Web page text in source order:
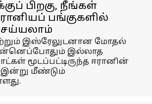
பிறகு, நீங்கள்
பங்குகளில்
இஸ்ரேலுடனான மோதல்
இல்லாத
மூடப்பட்டிருந்த ஈரானின்
இன்று மீண்டும்